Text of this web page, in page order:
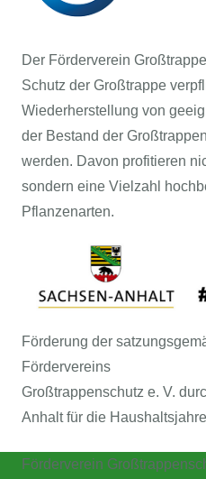
Der Förderverein
Schutz der Großtrappe
Wiederherstellung von
der Bestand der
werden. Davon profitieren
sondern eine Vielzahl
Pflanzenarten.
Förderung der
Fördervereins
Großtrappenschutz e. V.
Anhalt für die
Förderverein